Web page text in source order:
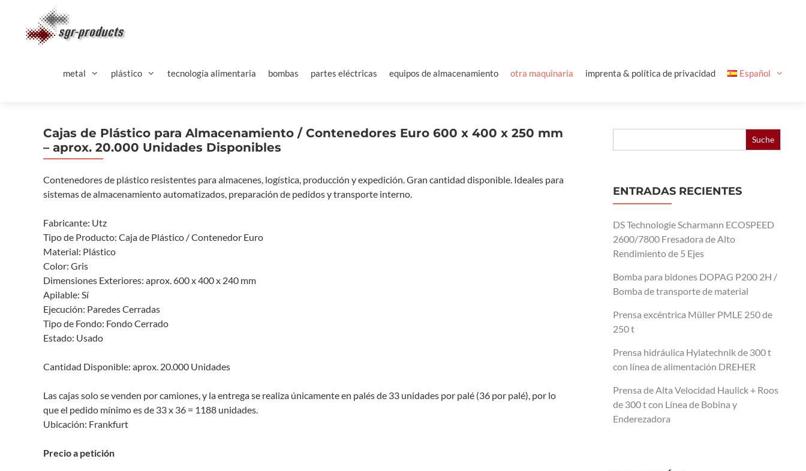
contenido
metal plástico tecnología alimentaria bombas partes eléctricas equipos de almacenamiento otra maquinaria imprenta & política de privacidad Español
Cajas de Plástico para Almacenamiento / Contenedores Euro 600 x 400 x 250 mm
– aprox. 20.000 Unidades Disponibles
Contenedores de plástico resistentes para almacenes, logística, producción y expedición. Gran cantidad disponible. Ideales para
sistemas de almacenamiento automatizados, preparación de pedidos y transporte interno.
Fabricante: Utz
Tipo de Producto: Caja de Plástico / Contenedor Euro
Material: Plástico
Color: Gris
Dimensiones Exteriores: aprox. 600 x 400 x 240 mm
Apilable: Sí
Ejecución: Paredes Cerradas
Tipo de Fondo: Fondo Cerrado
Estado: Usado
Cantidad Disponible: aprox. 20.000 Unidades
Las cajas solo se venden por camiones, y la entrega se realiza únicamente en palés de 33 unidades por palé (36 por palé), por lo
que el pedido mínimo es de 33 x 36 = 1188 unidades.
Ubicación: Frankfurt
Precio a petición
Buscar:
ENTRADAS RECIENTES
DS Technologie Scharmann ECOSPEED
2600/7800 Fresadora de Alto
Rendimiento de 5 Ejes
Bomba para bidones DOPAG P200 2H /
Bomba de transporte de material
Prensa excéntrica Müller PMLE 250 de
250 t
Prensa hidráulica Hylatechnik de 300 t
con línea de alimentación DREHER
Prensa de Alta Velocidad Haulick + Roos
de 300 t con Línea de Bobina y
Enderezadora